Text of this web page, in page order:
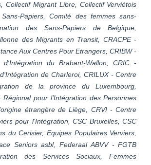
Collectif Migrant Libre, Collectif Verviétois
Papiers, Comité des femmes sans-
des Sans-Papiers de Belgique,
des Migrants en Transit, CRACPE -
Aux Centres Pour Etrangers, CRIBW -
d'Intégration du Brabant-Wallon, CRIC -
de Charleroi, CRILUX - Centre
de la province du Luxembourg,
pour l’Intégration des Personnes
étrangère de Liège, CRVI - Centre
pour l'Intégration, CSC Bruxelles, CSC
du Cerisier, Equipes Populaires Verviers,
Seniors asbl, Federaal ABVV - FGTB
des Services Sociaux, Femmes